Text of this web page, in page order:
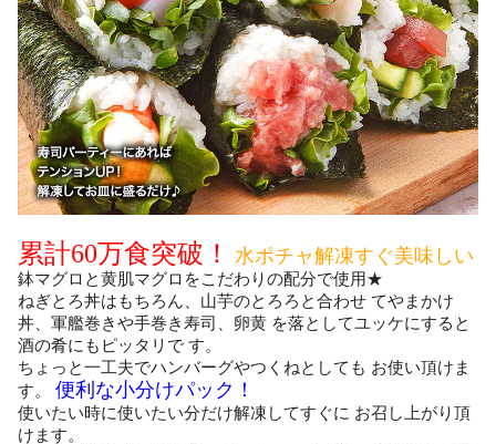
累計60万食突破！ 水ポチャ解凍すぐ美味しい
鉢マグロと黄肌マグロをこだわりの配分で使用★
ねぎとろ丼はもちろん、山芋のとろろと合わせ てやまかけ
丼、軍艦巻きや手巻き寿司、卵黄 を落としてユッケにすると
酒の肴にもピッタリで す。
ちょっと一工夫でハンバーグやつくねとしても お使い頂けま
す。 便利な小分けパック！
使いたい時に使いたい分だけ解凍してすぐに お召し上がり頂
けます。